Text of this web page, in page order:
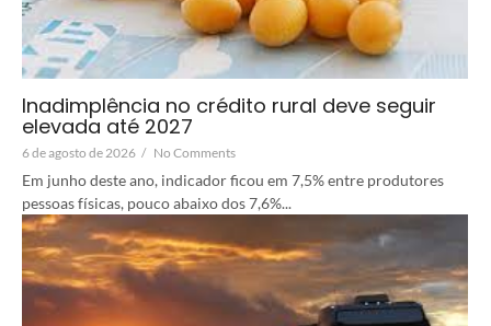
Inadimplência no crédito rural deve seguir
elevada até 2027
6 de agosto de 2026 / No Comments
Em junho deste ano, indicador ficou em 7,5% entre produtores
pessoas físicas, pouco abaixo dos 7,6%...